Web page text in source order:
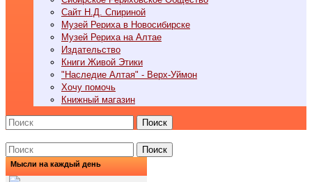
Сайт Н.Д. Спириной
Музей Рериха в Новосибирске
Музей Рериха на Алтае
Издательство
Книги Живой Этики
"Наследие Алтая" - Верх-Уймон
Хочу помочь
Книжный магазин
Поиск
Поиск
Мысли на каждый день